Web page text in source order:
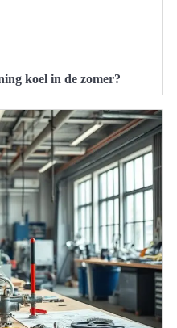
koel in de zomer?